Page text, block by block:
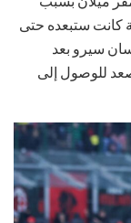
ستبعده حتى
سان سيرو بعد
للوصول إلى